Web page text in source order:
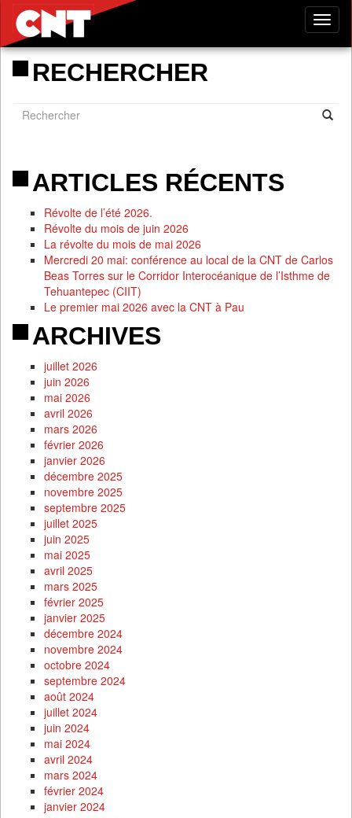
RECHERCHER
ARTICLES RÉCENTS
Révolte de l’été 2026.
Révolte du mois de juin 2026
La révolte du mois de mai 2026
Mercredi 20 mai: conférence au local de la CNT de Carlos
Beas Torres sur le Corridor Interocéanique de l’Isthme de
Tehuantepec (CIIT)
Le premier mai 2026 avec la CNT à Pau
ARCHIVES
juillet 2026
juin 2026
mai 2026
avril 2026
mars 2026
février 2026
janvier 2026
décembre 2025
novembre 2025
septembre 2025
juillet 2025
juin 2025
mai 2025
avril 2025
mars 2025
février 2025
janvier 2025
décembre 2024
novembre 2024
octobre 2024
septembre 2024
août 2024
juillet 2024
juin 2024
mai 2024
avril 2024
mars 2024
février 2024
janvier 2024